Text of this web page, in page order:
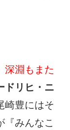
深淵もまた
ドリヒ・ニ
崎豊にはそ
『みんなこ